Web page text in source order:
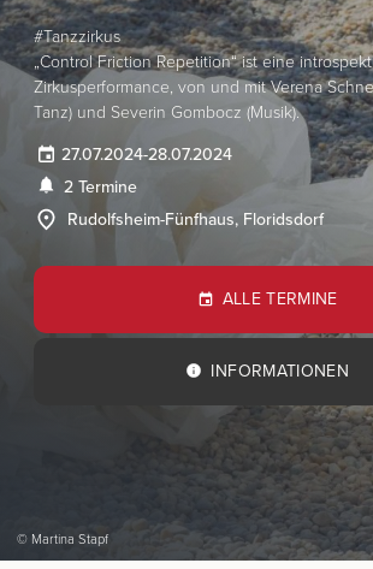
© Martina Stapf
#Tanzzirkus
„Control Friction Repetition“ ist eine
Zirkusperformance, von und mit Verena
Tanz) und Severin Gombocz (Musik).
27.07.2024-28.07.2024
2 Termine
Rudolfsheim-Fünfhaus, Floridsdorf
ALLE TERMINE
INFORMATIONEN